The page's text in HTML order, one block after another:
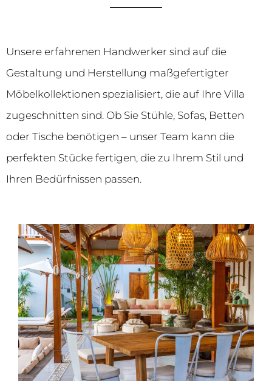
Unsere erfahrenen Handwerker sind auf die
Gestaltung und Herstellung maßgefertigter
Möbelkollektionen spezialisiert, die auf Ihre Villa
zugeschnitten sind. Ob Sie Stühle, Sofas, Betten
oder Tische benötigen – unser Team kann die
perfekten Stücke fertigen, die zu Ihrem Stil und
Ihren Bedürfnissen passen.